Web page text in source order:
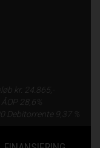
kr.
24.865,-
ÅOP 28,6%
Debitorrente 9,37 %